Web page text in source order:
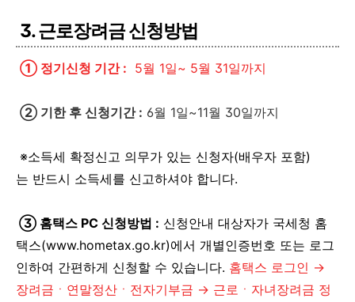
3. 근로장려금 신청방법
① 정기신청 기간 : 5월 1일~ 5월 31일까지
② 기한 후 신청기간 : 6월 1일~11월 30일까지
※소득세 확정신고 의무가 있는 신청자(배우자 포함)
는 반드시 소득세를 신고하셔야 합니다.
③ 홈택스 PC 신청방법 : 신청안내 대상자가 국세청 홈
택스(www.hometax.go.kr)에서 개별인증번호 또는 로그
인하여 간편하게 신청할 수 있습니다. 홈택스 로그인 →
장려금ㆍ연말정산ㆍ전자기부금 → 근로ㆍ자녀장려금 정